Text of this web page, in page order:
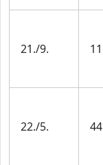
21./9. 11
22./5. 44